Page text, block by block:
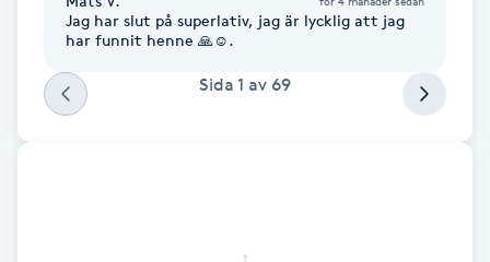
Funktionsanalys
Jag har slut på superlativ, jag är lycklig att jag
har funnit henne 🙏☺️.
Sida 1 av 69